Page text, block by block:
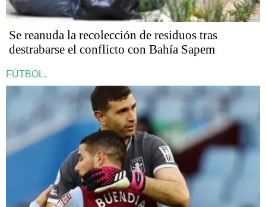
Se reanuda la recolección de residuos tras
destrabarse el conflicto con Bahía Sapem
FÚTBOL.